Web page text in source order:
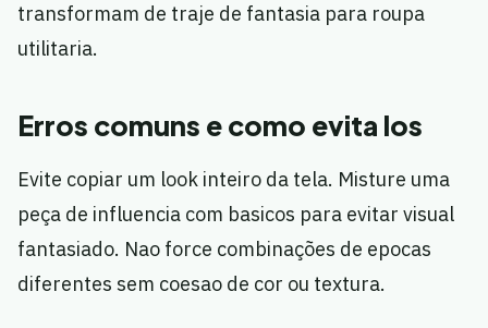
transformam de traje de fantasia para roupa
utilitaria.
Erros comuns e como evita los
Evite copiar um look inteiro da tela. Misture uma
peça de influencia com basicos para evitar visual
fantasiado. Nao force combinações de epocas
diferentes sem coesao de cor ou textura.